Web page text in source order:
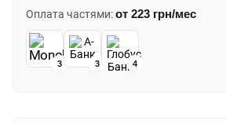
Оплата частями:от 223 грн/мес
3 3 4